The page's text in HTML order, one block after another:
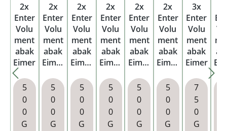
2x
Enter
Volu
ment
abak
Eimer
5
0
0
G
2x
Enter
Volu
ment
abak
Eimer
1000
Bens
on
Filter
5
0
0
G
2x
Enter
Volu
ment
abak
Eimer
1000
Filter
hülse
n und
5
0
0
G
2x
Enter
Volu
ment
abak
Eimer
wähl
baren
Hülse
n
5
0
0
G
2x
Enter
Volu
ment
abak
Eimer
wähl
baren
Hülse
n und
5
0
0
G
2x
Enter
Volu
ment
abak
Eimer
wähl
baren
Hülse
n und
5
0
0
G
3x
Enter
Volu
ment
abak
Eimer
7
5
0
G